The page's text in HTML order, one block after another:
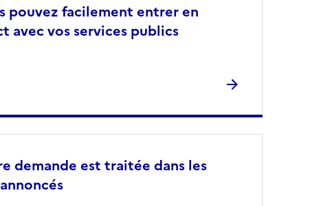
pouvez facilement entrer en
avec vos services publics
demande est traitée dans les